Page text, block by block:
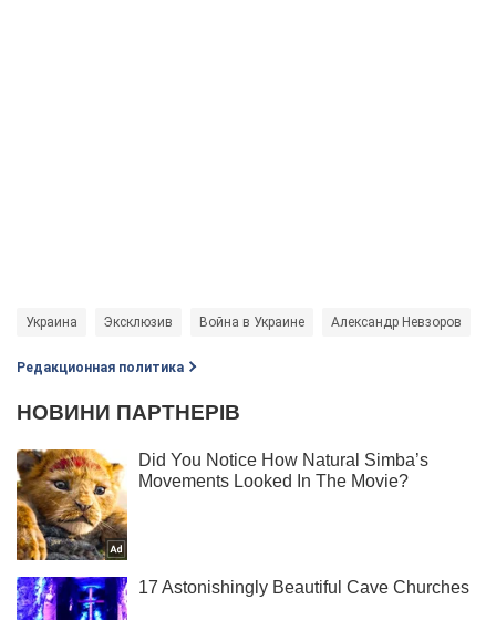
Украина Эксклюзив Война в Украине Александр Невзоров
Редакционная политика